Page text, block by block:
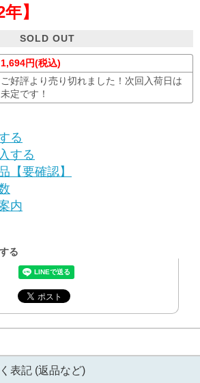
】
SOLD OUT
1,694円(税込)
ご好評より売り切れました！次回入荷日は
未定です！
る
する
【要確認】
内
る
表記 (返品など)